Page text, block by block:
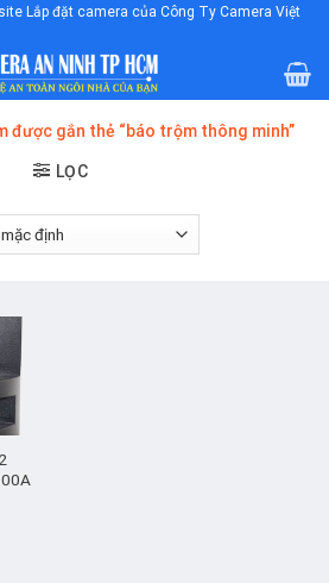
Lắp đặt camera của Công Ty Camera Việt
được gắn thẻ “báo trộm thông minh”
LỌC